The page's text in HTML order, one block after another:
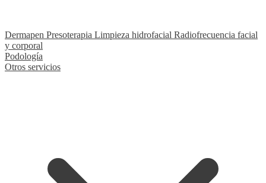
Dermapen Presoterapia Limpieza hidrofacial Radiofrecuencia facial
y corporal
Podología
Otros servicios